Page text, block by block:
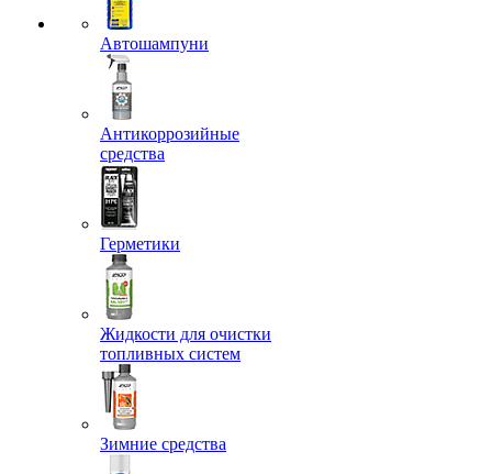
Автошампуни
Антикоррозийные
средства
Герметики
Жидкости для очистки
топливных систем
Зимние средства